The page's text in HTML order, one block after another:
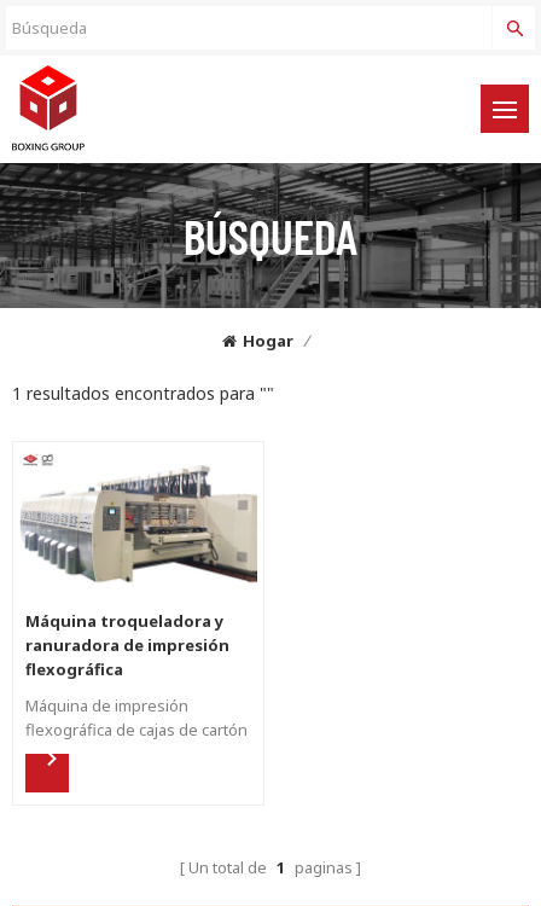
BÚSQUEDA
Hogar /
1 resultados encontrados para ""
Máquina troqueladora y
ranuradora de impresión
flexográfica
Máquina de impresión
flexográfica de cajas de cartón
corrugado de alta velocidad,
Un total de 1 paginas